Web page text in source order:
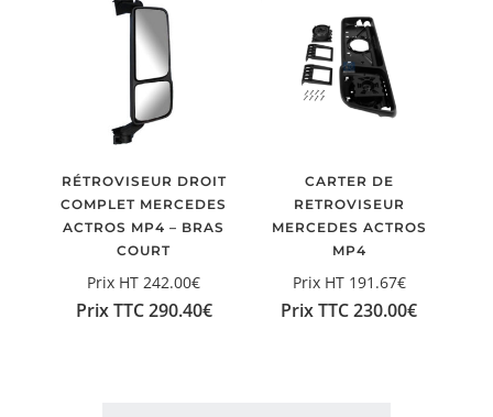
RÉTROVISEUR DROIT
COMPLET MERCEDES
ACTROS MP4 – BRAS
COURT
Prix HT 242.00€
Prix TTC290.40€
CARTER DE
RETROVISEUR
MERCEDES ACTROS
MP4
Prix HT 191.67€
Prix TTC230.00€